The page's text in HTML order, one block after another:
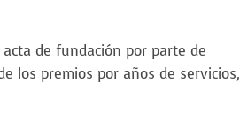
de fundación por parte de
los premios por años de servicios,